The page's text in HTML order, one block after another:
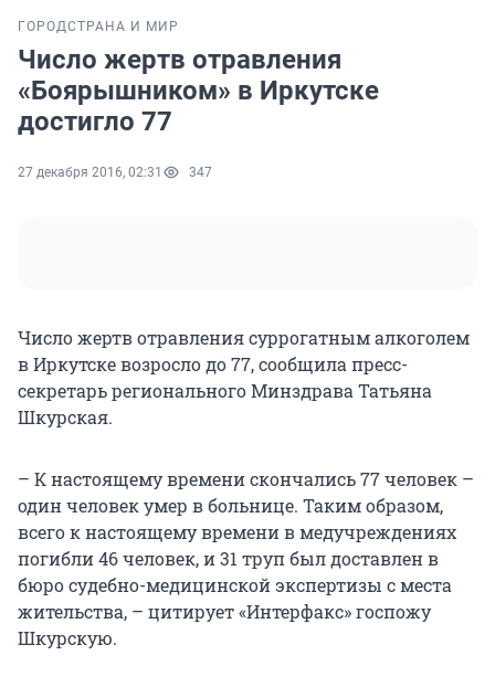
ГОРОДСТРАНА И МИР
Число жертв отравления
«Боярышником» в Иркутске
достигло 77
27 декабря 2016, 02:31 347
Число жертв отравления суррогатным алкоголем
в Иркутске возросло до 77, сообщила пресс-
секретарь регионального Минздрава Татьяна
Шкурская.
– К настоящему времени скончались 77 человек –
один человек умер в больнице. Таким образом,
всего к настоящему времени в медучреждениях
погибли 46 человек, и 31 труп был доставлен в
бюро судебно-медицинской экспертизы с места
жительства, – цитирует «Интерфакс» госпожу
Шкурскую.